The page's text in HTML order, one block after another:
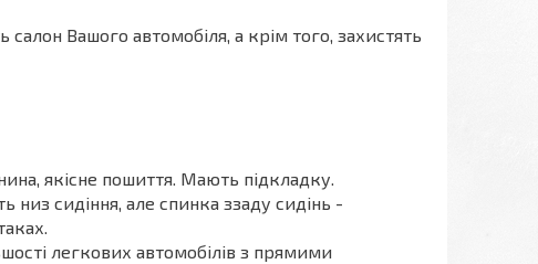
Вашого автомобіля, а крім того, захистять
якісне пошиття. Мають підкладку.
сидіння, але спинка ззаду сидінь -
легкових автомобілів з прямими